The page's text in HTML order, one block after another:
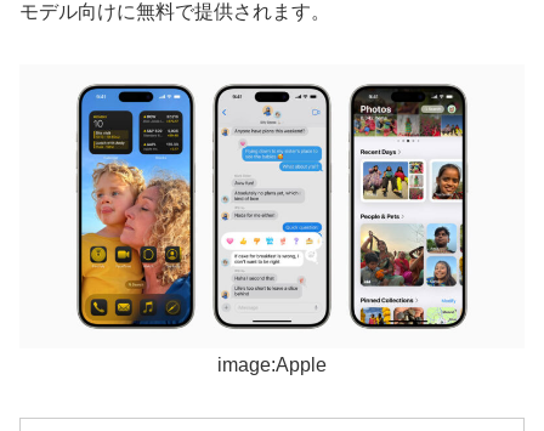
モデル向けに無料で提供されます。
image:Apple